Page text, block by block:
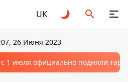
UK
26 Июня 2023
1 июля официально подняли